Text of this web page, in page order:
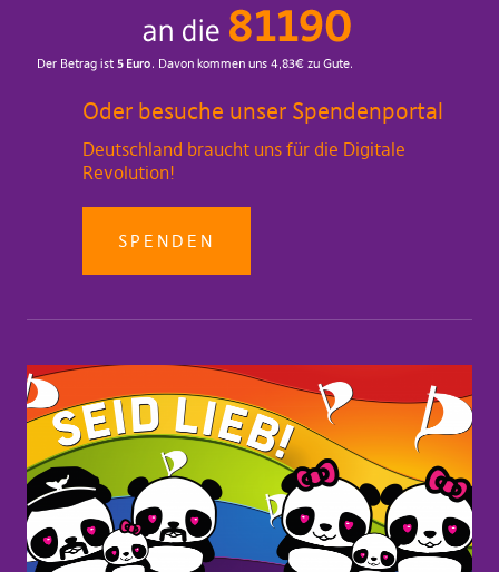
Oder besuche unser Spendenportal
Deutschland braucht uns für die Digitale
Revolution!
SPENDEN